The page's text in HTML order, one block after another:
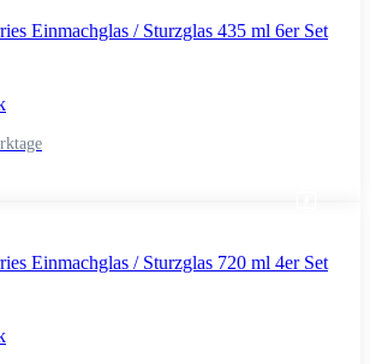
Einmachglas / Sturzglas 435 ml 6er Set
Einmachglas / Sturzglas 720 ml 4er Set